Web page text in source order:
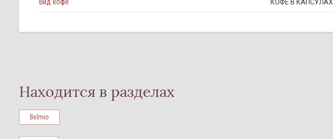
КОФЕ В КАПСУЛАХ
Находится в разделах
Belmio